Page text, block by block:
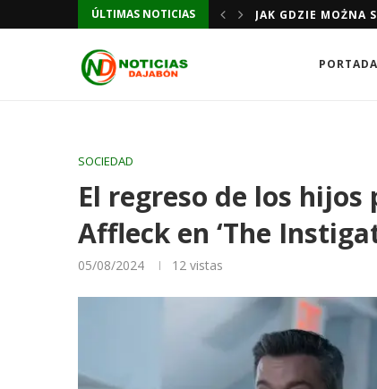
ÚLTIMAS NOTICIAS JAK GDZIE MOŻNA
PORTADA
SOCIEDAD
El regreso de los
Affleck en ‘The
05/08/2024 12 vistas